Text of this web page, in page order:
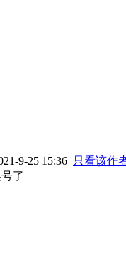
9-25 15:36 只看该作
了